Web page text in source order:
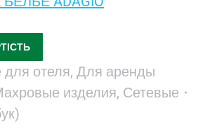
для отеля, Для аренды
изделия, Сетевые